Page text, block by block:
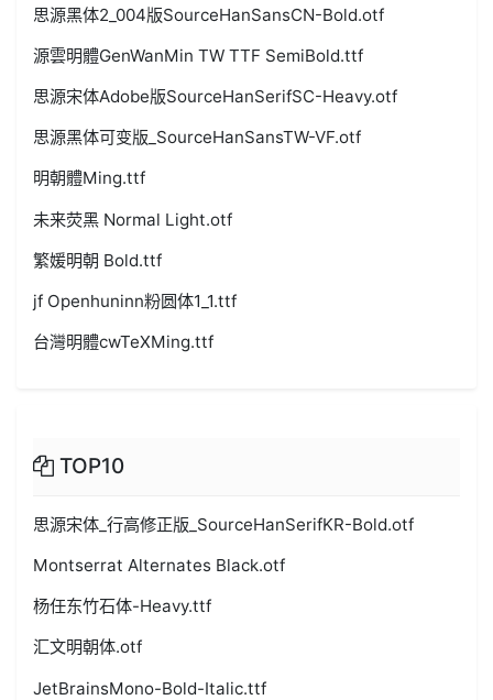
思源黑体2_004版SourceHanSansCN-Bold.otf
源雲明體GenWanMin TW TTF SemiBold.ttf
思源宋体Adobe版SourceHanSerifSC-Heavy.otf
思源黑体可变版_SourceHanSansTW-VF.otf
明朝體Ming.ttf
未来荧黑 Normal Light.otf
繁媛明朝 Bold.ttf
jf Openhuninn粉圆体1_1.ttf
台灣明體cwTeXMing.ttf
TOP10
思源宋体_行高修正版_SourceHanSerifKR-Bold.otf
Montserrat Alternates Black.otf
杨任东竹石体-Heavy.ttf
汇文明朝体.otf
JetBrainsMono-Bold-Italic.ttf